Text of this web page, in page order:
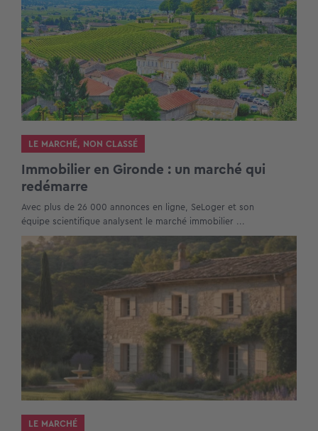
LE MARCHÉ, NON CLASSÉ
Immobilier en Gironde : un marché qui
redémarre
Avec plus de 26 000 annonces en ligne, SeLoger et son
équipe scientifique analysent le marché immobilier ...
LE MARCHÉ